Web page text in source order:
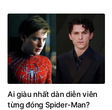
Ai giàu nhất dàn diễn viên
từng đóng Spider-Man?